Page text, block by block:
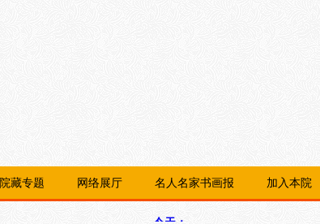
院藏专题 网络展厅 名人名家书画报 加入本院